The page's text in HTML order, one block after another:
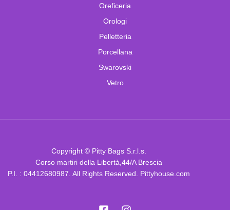
Oreficeria
Orologi
Pelletteria
Porcellana
Swarovski
Vetro
Copyright © Pitty Bags S.r.l.s.
Corso martiri della Libertà,44/A Brescia
P.I. : 04412680987. All Rights Reserved. Pittyhouse.com